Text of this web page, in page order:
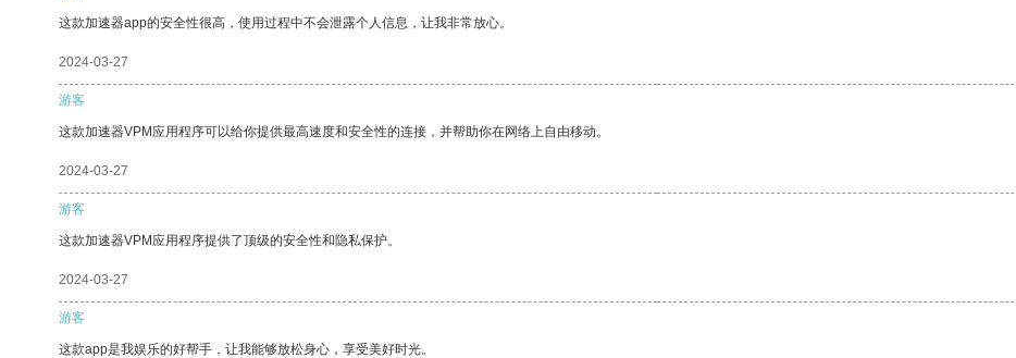
这款加速器app的安全性很高，使用过程中不会泄露个人信息，让我非常放心。
2024-03-27
游客
这款加速器VPM应用程序可以给你提供最高速度和安全性的连接，并帮助你在网络上自由移动。
2024-03-27
游客
这款加速器VPM应用程序提供了顶级的安全性和隐私保护。
2024-03-27
游客
这款app是我娱乐的好帮手，让我能够放松身心，享受美好时光。